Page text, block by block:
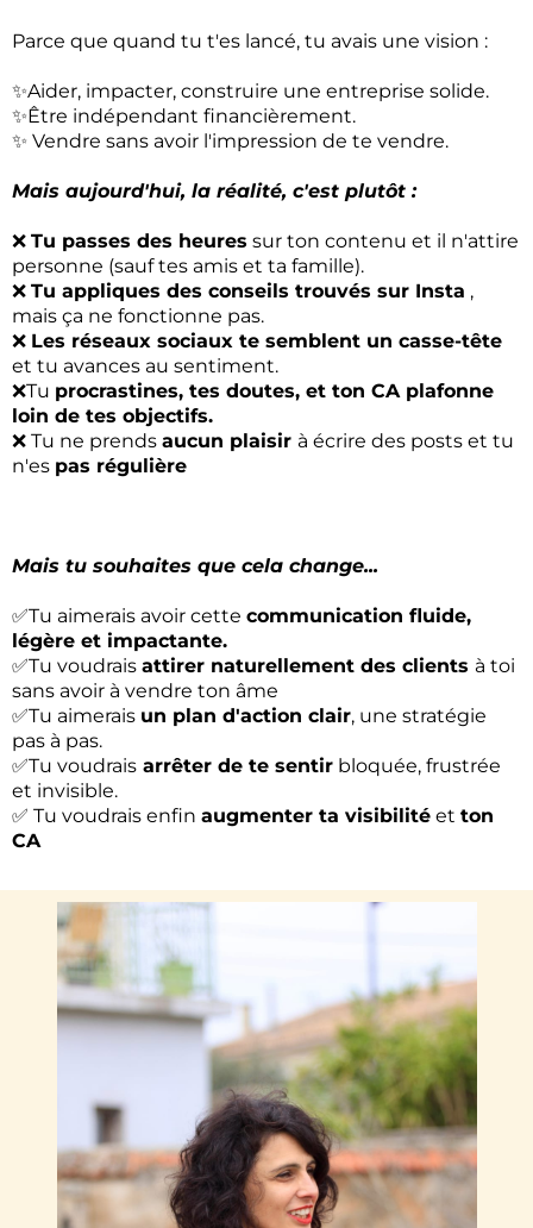
Parce que quand tu t'es lancé, tu avais une vision :
✨Aider, impacter, construire une entreprise solide.
✨Être indépendant financièrement.
✨ Vendre sans avoir l'impression de te vendre.
Mais aujourd'hui, la réalité, c'est plutôt :
❌ Tu passes des heures sur ton contenu et il n'attire
personne (sauf tes amis et ta famille).
❌ Tu appliques des conseils trouvés sur Insta ,
mais ça ne fonctionne pas.
❌ Les réseaux sociaux te semblent un casse-tête
et tu avances au sentiment.
❌Tu procrastines, tes doutes, et ton CA plafonne
loin de tes objectifs.
❌ Tu ne prends aucun plaisir à écrire des posts et tu
n'es pas régulière
Mais tu souhaites que cela change...
✅Tu aimerais avoir cette communication fluide,
légère et impactante.
✅Tu voudrais attirer naturellement des clients à toi
sans avoir à vendre ton âme
✅Tu aimerais un plan d'action clair, une stratégie
pas à pas.
✅Tu voudrais arrêter de te sentir bloquée, frustrée
et invisible.
✅ Tu voudrais enfin augmenter ta visibilité et ton
CA